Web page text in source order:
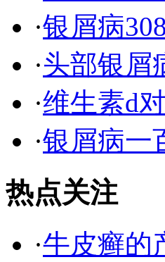
·银屑病308
·头部银屑
·维生素d
·银屑病一
热点关注
·牛皮癣的